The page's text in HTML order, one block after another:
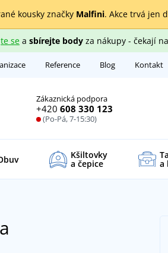
kousky značky Malfini. Akce trvá jen
sea sbírejte bodyza nákupy - čekají
Reference Blog Kontakt
Zákaznická podpora
+420 608 330 123
(Po-Pá, 7-15:30)
Kšiltovky
a čepice a